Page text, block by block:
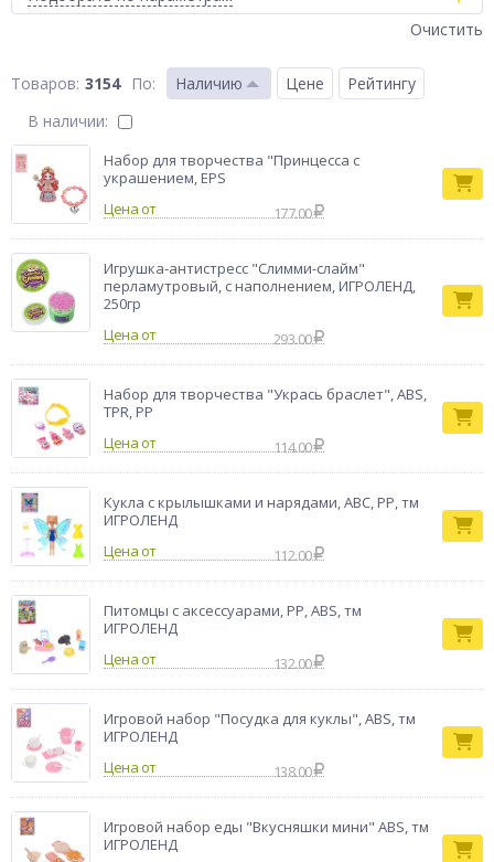
Очистить
3154 По: Наличию Цене
Рейтингу
В наличии:
Набор для творчества "Принцесса с
украшением, EPS
Цена от
177.00
Игрушка-антистресс "Слимми-слайм"
перламутровый, с наполнением, ИГРОЛЕНД,
250гр
Цена от
293.00
Набор для творчества "Укрась браслет", ABS,
TPR, PP
Цена от
114.00
Кукла с крылышками и нарядами, ABC, PP, тм
ИГРОЛЕНД
Цена от
112.00
Питомцы с аксессуарами, PP, ABS, тм
ИГРОЛЕНД
Цена от
132.00
Игровой набор "Посудка для куклы", ABS, тм
ИГРОЛЕНД
Цена от
138.00
Игровой набор еды "Вкусняшки мини" ABS, тм
ИГРОЛЕНД